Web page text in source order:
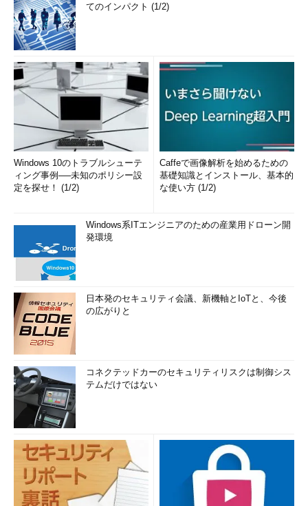
てのインパクト (1/2)
Windows 10のトラブルシューテ
ィング事例──未知のポリシー設
定を探せ！ (1/2)
Caffeで画像解析を始めるための
基礎知識とインストール、基本的
な使い方 (1/2)
Windows系ITエンジニアのための産業用ドローン開
発環境
日本発のセキュリティ会議、新機軸とIoTと、今後
の広がりと
コネクテッドカーのセキュリティリスクは制御シス
テムだけではない